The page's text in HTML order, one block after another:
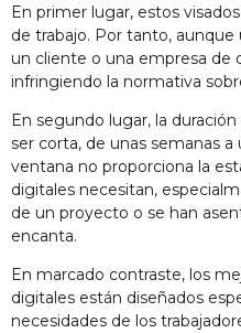
En primer lugar, estos
de trabajo. Por tanto,
un cliente o una empresa de
infringiendo la normativa
En segundo lugar, la
ser corta, de unas semanas
ventana no proporciona la
digitales necesitan,
de un proyecto o se han
encanta.
En marcado contraste, los
digitales están diseñados
necesidades de los